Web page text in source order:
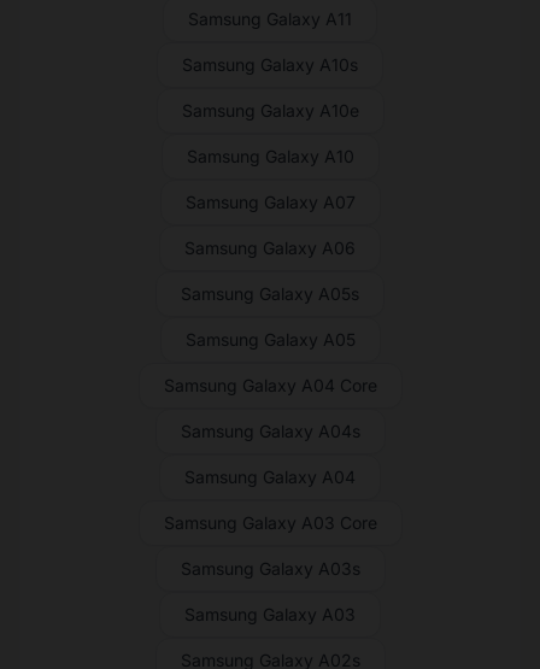
Samsung Galaxy A11
Samsung Galaxy A10s
Samsung Galaxy A10e
Samsung Galaxy A10
Samsung Galaxy A07
Samsung Galaxy A06
Samsung Galaxy A05s
Samsung Galaxy A05
Samsung Galaxy A04 Core
Samsung Galaxy A04s
Samsung Galaxy A04
Samsung Galaxy A03 Core
Samsung Galaxy A03s
Samsung Galaxy A03
Samsung Galaxy A02s